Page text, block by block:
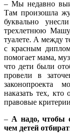
– Мы недавно
Там произошла
буквально
трехлетнюю
туалете. А между
с красным
помогает мама,
что дети были
провели в
законопроекта
наказать тех,
правовые
– А надо, чтобы
чем детей